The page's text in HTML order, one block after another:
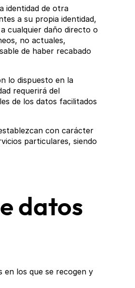
identidad de otra
a su propia identidad,
cualquier daño directo o
no actuales,
de haber recabado
lo dispuesto en la
requerirá del
de los datos facilitados
con carácter
particulares, siendo
datos
en los que se recogen y